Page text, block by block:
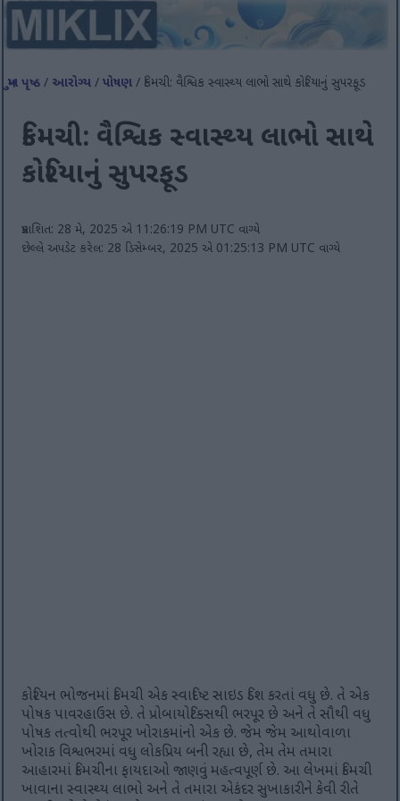
મુખ પૃષ્ઠ / આરોગ્ય /પોષણ / કિમચી: વૈશ્વિક સ્વાસ્થ્ય લાભો સાથે કોરિયાનું સુપરફૂડ
કિમચી: વૈશ્વિક સ્વાસ્થ્ય લાભો સાથે
કોરિયાનું સુપરફૂડ
પ્રકાશિત: 28 મે, 2025 એ 11:26:19 PM UTC વાગ્યે
છેલ્લે અપડેટ કરેલ: 28 ડિસેમ્બર, 2025 એ 01:25:13 PM UTC વાગ્યે
કોરિયન ભોજનમાં કિમચી એક સ્વાદિષ્ટ સાઇડ ડિશ કરતાં વધુ છે. તે એક
પોષક પાવરહાઉસ છે. તે પ્રોબાયોટિક્સથી ભરપૂર છે અને તે સૌથી વધુ
પોષક તત્વોથી ભરપૂર ખોરાકમાંનો એક છે. જેમ જેમ આથોવાળા
ખોરાક વિશ્વભરમાં વધુ લોકપ્રિય બની રહ્યા છે, તેમ તેમ તમારા
આહારમાં કિમચીના ફાયદાઓ જાણવું મહત્વપૂર્ણ છે. આ લેખમાં કિમચી
ખાવાના સ્વાસ્થ્ય લાભો અને તે તમારા એકંદર સુખાકારીને કેવી રીતે